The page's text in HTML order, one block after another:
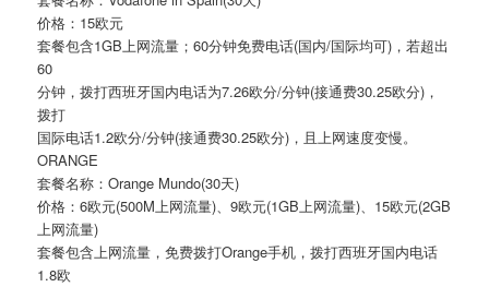
价格：15欧元
套餐包含1GB上网流量；60分钟免费电话(国内/国际均可)，若超出
60
分钟，拨打西班牙国内电话为7.26欧分/分钟(接通费30.25欧分)，
拨打
国际电话1.2欧分/分钟(接通费30.25欧分)，且上网速度变慢。
ORANGE
套餐名称：Orange Mundo(30天)
价格：6欧元(500M上网流量)、9欧元(1GB上网流量)、15欧元(2GB
上网流量)
套餐包含上网流量，免费拨打Orange手机，拨打西班牙国内电话
1.8欧